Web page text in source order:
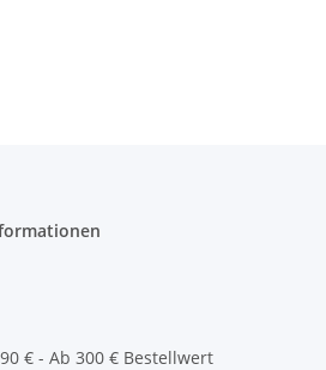
€ - Ab 300 € Bestellwert